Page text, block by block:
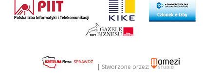
| Stworzone przez: